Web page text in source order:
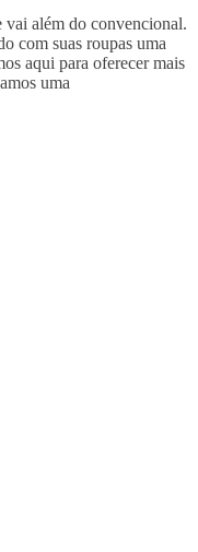
vai além do convencional.
com suas roupas uma
aqui para oferecer mais
uma